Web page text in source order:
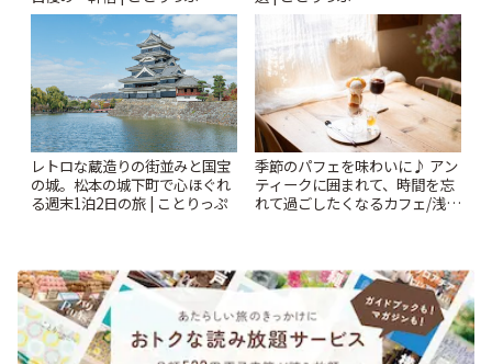
レトロな蔵造りの街並みと国宝
の城。松本の城下町で心ほぐれ
る週末1泊2日の旅 | ことりっぷ
季節のパフェを味わいに♪ アン
ティークに囲まれて、時間を忘
れて過ごしたくなるカフェ/浅草